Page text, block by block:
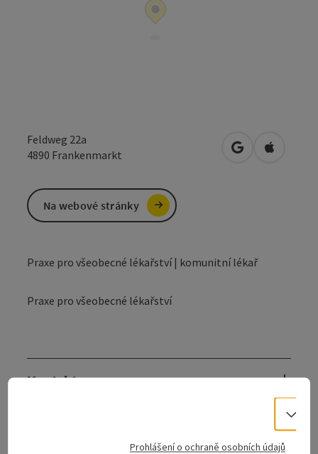
Feldweg 22a
4890 Frankenmarkt Otevřít vOtevřít v
Praxe pro všeobecné lékařství | komunitní lékař
Praxe pro všeobecné lékařství
Kontakt
Na webové stránky
Prohlášení o ochraně osobních údajů